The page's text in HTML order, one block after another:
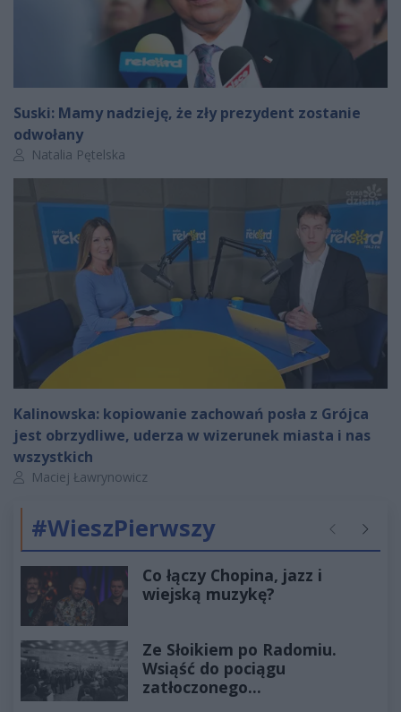
Suski: Mamy nadzieję, że zły prezydent zostanie
odwołany
Autor artykułu:
Natalia Pętelska
Kalinowska: kopiowanie zachowań posła z Grójca
jest obrzydliwe, uderza w wizerunek miasta i nas
wszystkich
Autor artykułu:
Maciej Ławrynowicz
#WieszPierwszy Poprzednie
Co łączy Chopina, jazz i
wiejską muzykę?
Ze Słoikiem po Radomiu.
Wsiąść do pociągu
zatłoczonego...